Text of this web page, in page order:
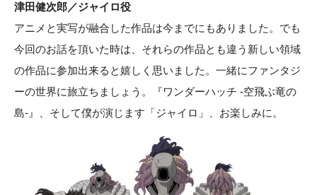
津田健次郎／ジャイロ役
アニメと実写が融合した作品は今までにもありました。でも
今回のお話を頂いた時は、それらの作品とも違う新しい領域
の作品に参加出来ると嬉しく思いました。一緒にファンタジ
ーの世界に旅立ちましょう。『ワンダーハッチ -空飛ぶ竜の
島-』、そして僕が演じます「ジャイロ」、お楽しみに。